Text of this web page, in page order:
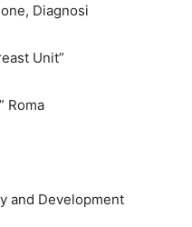
Diagnosi
Unit”
Roma
and Development